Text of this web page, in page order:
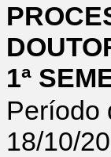
1ª
Período
18/10/